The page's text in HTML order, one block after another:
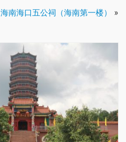
海南海口五公祠（海南第一楼） »